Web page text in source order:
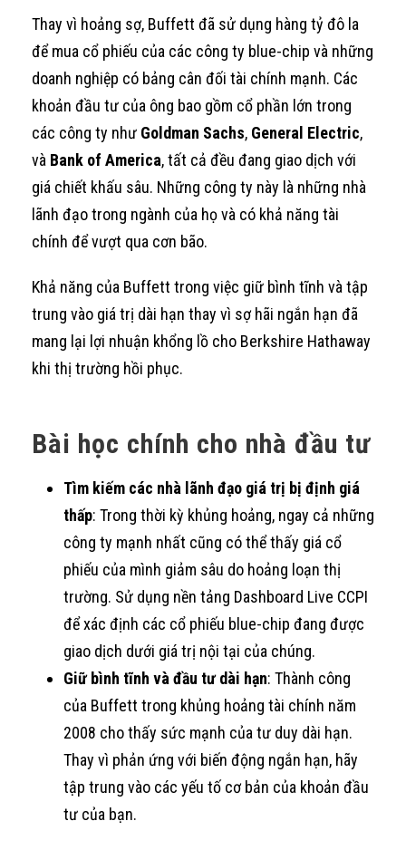
Thay vì hoảng sợ, Buffett đã sử dụng hàng tỷ đô la
để mua cổ phiếu của các công ty blue-chip và những
doanh nghiệp có bảng cân đối tài chính mạnh. Các
khoản đầu tư của ông bao gồm cổ phần lớn trong
các công ty như Goldman Sachs, General Electric,
và Bank of America, tất cả đều đang giao dịch với
giá chiết khấu sâu. Những công ty này là những nhà
lãnh đạo trong ngành của họ và có khả năng tài
chính để vượt qua cơn bão.
Khả năng của Buffett trong việc giữ bình tĩnh và tập
trung vào giá trị dài hạn thay vì sợ hãi ngắn hạn đã
mang lại lợi nhuận khổng lồ cho Berkshire Hathaway
khi thị trường hồi phục.
Bài học chính cho nhà đầu tư
Tìm kiếm các nhà lãnh đạo giá trị bị định giá
thấp: Trong thời kỳ khủng hoảng, ngay cả những
công ty mạnh nhất cũng có thể thấy giá cổ
phiếu của mình giảm sâu do hoảng loạn thị
trường. Sử dụng nền tảng Dashboard Live CCPI
để xác định các cổ phiếu blue-chip đang được
giao dịch dưới giá trị nội tại của chúng.
Giữ bình tĩnh và đầu tư dài hạn: Thành công
của Buffett trong khủng hoảng tài chính năm
2008 cho thấy sức mạnh của tư duy dài hạn.
Thay vì phản ứng với biến động ngắn hạn, hãy
tập trung vào các yếu tố cơ bản của khoản đầu
tư của bạn.